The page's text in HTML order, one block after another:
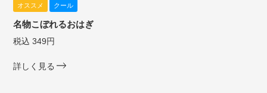
オススメ クール
名物こぼれるおはぎ
税込 349円
詳しく見る